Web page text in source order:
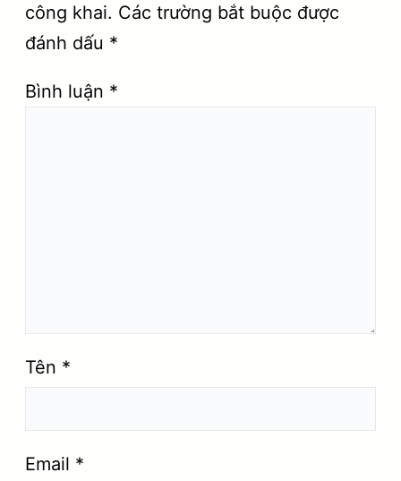
công khai. Các trường bắt buộc được
đánh dấu *
Bình luận *
Tên *
Email *